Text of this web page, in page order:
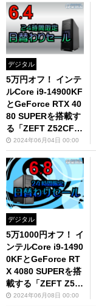
デジタル
5万円オフ！ インテ
ルCore i9-14900KF
とGeForce RTX 40
80 SUPERを搭載す
る「ZEFT Z52CF」
が超お得
2024年06月04日 00:00
デジタル
5万1000円オフ！ イ
ンテルCore i9-1490
0KFとGeForce RT
X 4080 SUPERを搭
載する「ZEFT Z50
Y」が超お得
2024年06月08日 00:00